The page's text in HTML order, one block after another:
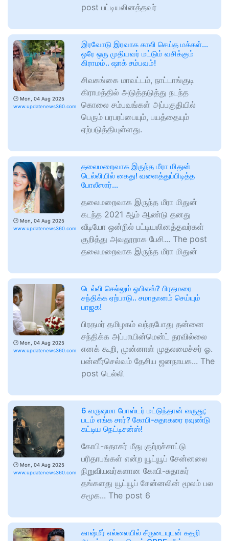
post பட்டியலினத்தவர்
🕑 Mon, 04 Aug 2025
www.updatenews360.com
இரவோடு இரவாக காலி செய்த மக்கள்…
ஒரே ஒரு முதியவர் மட்டும் வசிக்கும்
கிராமம்.. ஷாக் சம்பவம்!
சிவகங்கை மாவட்டம், நாட்டாங்குடி
கிராமத்தில் அடுத்தடுத்து நடந்த
கொலை சம்பவங்கள் அப்பகுதியில்
பெரும் பரபரப்பையும், பயத்தையும்
ஏற்படுத்தியுள்ளது.
🕑 Mon, 04 Aug 2025
www.updatenews360.com
தலைமறைவாக இருந்த மீரா மிதுன்
டெல்லியில் கைது! வளைத்துப்பிடித்த
போலீஸார்…
தலைமறைவாக இருந்த மீரா மிதுன்
கடந்த 2021 ஆம் ஆண்டு தனது
வீடியோ ஒன்றில் பட்டியலினத்தவர்கள்
குறித்து அவதூறாக பேசி... The post
தலைமறைவாக இருந்த மீரா மிதுன்
🕑 Mon, 04 Aug 2025
www.updatenews360.com
டெல்லி செல்லும் ஓபிஎஸ்? பிரதமரை
சந்திக்க ஏற்பாடு.. சமாதானம் செய்யும்
பாஜக!
பிரதமர் தமிழகம் வந்தபோது தன்னை
சந்திக்க அப்பாயின்மென்ட் தரவில்லை
எனக் கூறி, முன்னாள் முதலமைச்சர் ஓ.
பன்னீர்செல்வம் தேசிய ஜனநாயக... The
post டெல்லி
🕑 Mon, 04 Aug 2025
www.updatenews360.com
6 வருஷமா போஸ்டர் மட்டுந்தான் வருது;
படம் எங்க சார்? கோபி-சுதாகரை ரவுண்டு
கட்டிய நெட்டிசன்ஸ்!
கோபி-சுதாகர் மீது குற்றச்சாட்டு
பரிதாபங்கள் என்ற யூட்யூப் சேன்னலை
நிறுவியவர்களான கோபி-சுதாகர்
தங்களது யூட்யூப் சேன்னலின் மூலம் பல
சமூக... The post 6
காஷ்மீர் எல்லையில் சீருடையுடன் கதறி